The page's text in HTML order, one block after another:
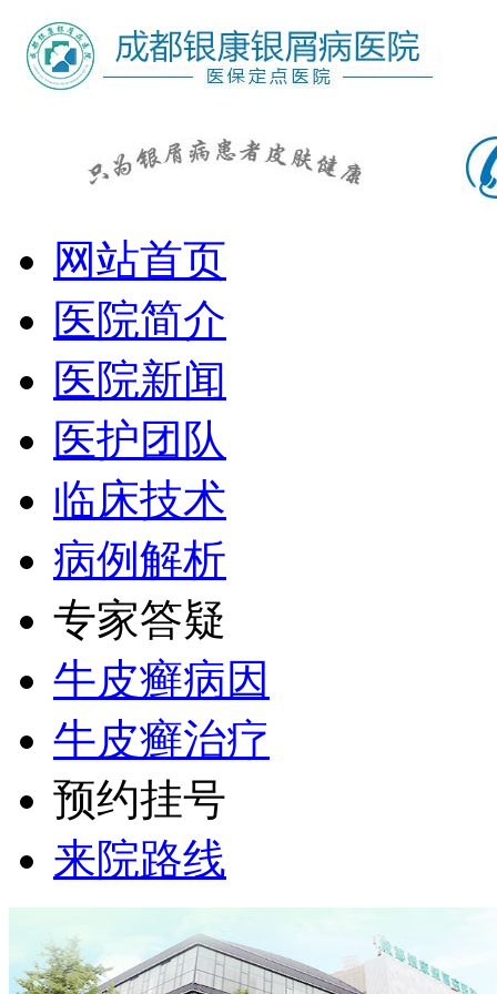
网站首页
医院简介
医院新闻
医护团队
临床技术
病例解析
专家答疑
牛皮癣病因
牛皮癣治疗
预约挂号
来院路线